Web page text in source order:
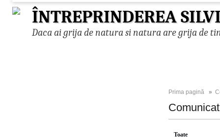
ÎNTREPRINDEREA
Daca ai grija de natura si natura are grija de
Prima pagină »
Toate